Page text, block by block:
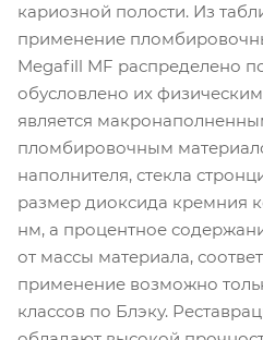
кариозной полости. Из
применение
Megafill MF распределено
обусловлено их
является
пломбировочным
наполнителя, стекла
размер диоксида кремния
нм, а процентное
от массы материала,
применение возможно
классов по Блэку.